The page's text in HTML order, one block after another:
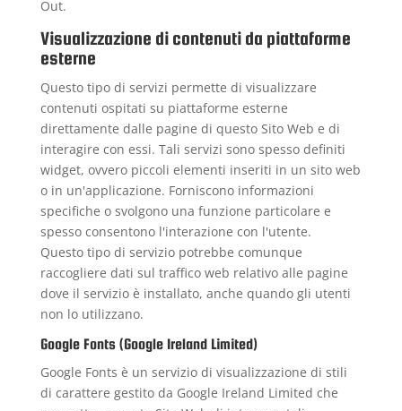
Out.
Visualizzazione di contenuti da piattaforme
esterne
Questo tipo di servizi permette di visualizzare
contenuti ospitati su piattaforme esterne
direttamente dalle pagine di questo Sito Web e di
interagire con essi. Tali servizi sono spesso definiti
widget, ovvero piccoli elementi inseriti in un sito web
o in un'applicazione. Forniscono informazioni
specifiche o svolgono una funzione particolare e
spesso consentono l'interazione con l'utente.
Questo tipo di servizio potrebbe comunque
raccogliere dati sul traffico web relativo alle pagine
dove il servizio è installato, anche quando gli utenti
non lo utilizzano.
Google Fonts (Google Ireland Limited)
Google Fonts è un servizio di visualizzazione di stili
di carattere gestito da Google Ireland Limited che